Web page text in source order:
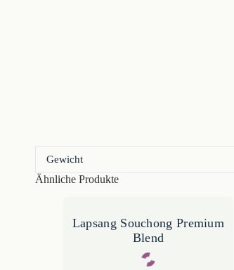
Gewicht
Ähnliche Produkte
Lapsang Souchong Premium
Blend